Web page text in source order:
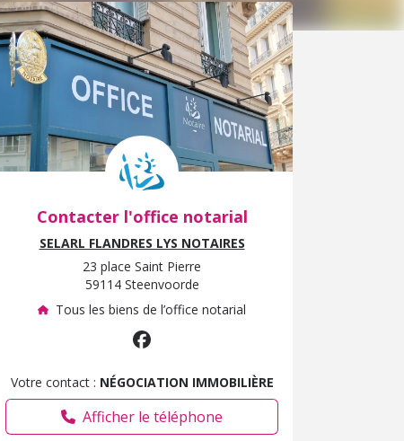
Contacter l'office notarial
SELARL FLANDRES LYS NOTAIRES
23 place Saint Pierre
59114 Steenvoorde
Tous les biens de l’office notarial
Votre contact : NÉGOCIATION IMMOBILIÈRE
Afficher le téléphone